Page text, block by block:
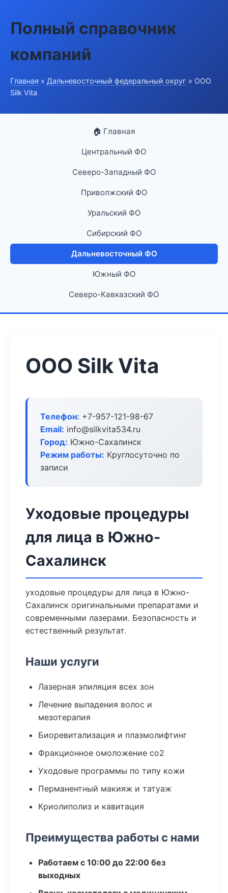
Полный справочник
компаний
Главная » Дальневосточный федеральный округ » ООО
Silk Vita
🏠 Главная
Центральный ФО
Северо-Западный ФО
Приволжский ФО
Уральский ФО
Сибирский ФО
Дальневосточный ФО
Южный ФО
Северо-Кавказский ФО
ООО Silk Vita
Телефон: +7-957-121-98-67
Email: info@silkvita534.ru
Город: Южно-Сахалинск
Режим работы: Круглосуточно по
записи
Уходовые процедуры
для лица в Южно-
Сахалинск
уходовые процедуры для лица в Южно-
Сахалинск оригинальными препаратами и
современными лазерами. Безопасность и
естественный результат.
Наши услуги
Лазерная эпиляция всех зон
Лечение выпадения волос и
мезотерапия
Биоревитализация и плазмолифтинг
Фракционное омоложение co2
Уходовые программы по типу кожи
Перманентный макияж и татуаж
Криолиполиз и кавитация
Преимущества работы с нами
Работаем с 10:00 до 22:00 без
выходных